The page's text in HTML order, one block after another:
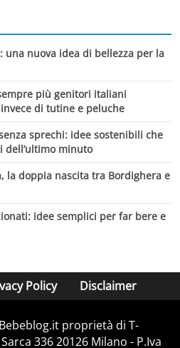
una nuova idea di bellezza per la
più genitori italiani
di tutine e peluche
sprechi: idee sostenibili che
dell’ultimo minuto
la doppia nascita tra Bordighera e
idee semplici per far bere e
Policy Disclaimer
proprietà di T-
336 20126 Milano - P.Iva